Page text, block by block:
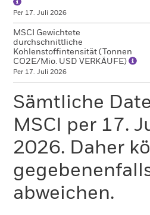
Per 17. Juli 2026
MSCI Gewichtete
durchschnittliche
Kohlenstoffintensität (Tonnen
CO2E/Mio. USD VERKÄUFE)
Per 17. Juli 2026
Sämtliche
MSCI per 17.
2026. Daher
abweichen.